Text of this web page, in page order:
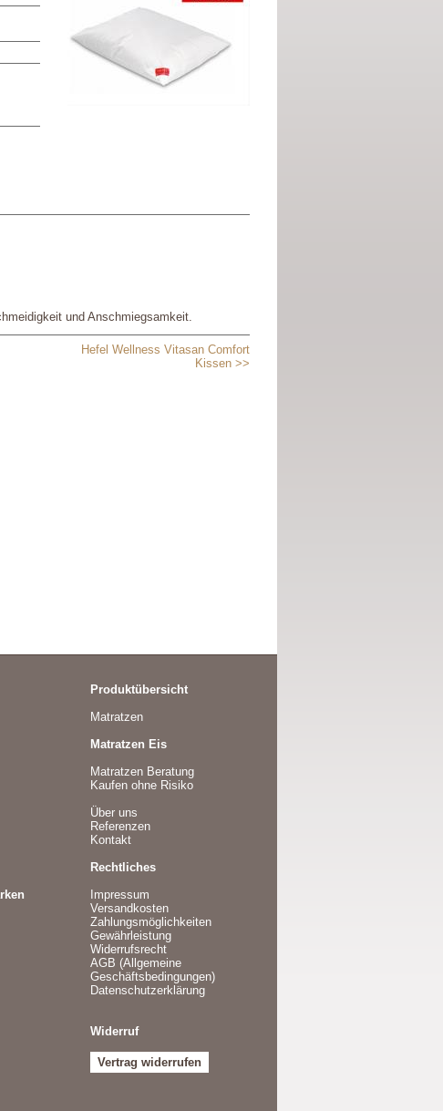
und Anschmiegsamkeit.
Hefel Wellness Vitasan Comfort
Kissen >>
Produktübersicht
Matratzen
Matratzen Eis
Matratzen Beratung
Kaufen ohne Risiko
Über uns
Referenzen
Kontakt
Rechtliches
Impressum
Versandkosten
Zahlungsmöglichkeiten
Gewährleistung
Widerrufsrecht
AGB (Allgemeine
Geschäftsbedingungen)
Datenschutzerklärung
Widerruf
Vertrag widerrufen